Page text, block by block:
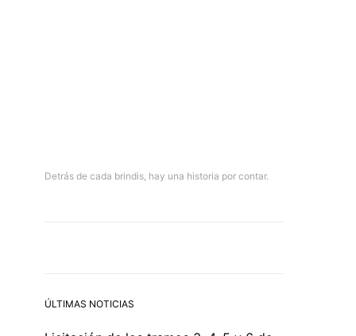
Detrás de cada brindis, hay una historia por contar.
ÚLTIMAS NOTICIAS